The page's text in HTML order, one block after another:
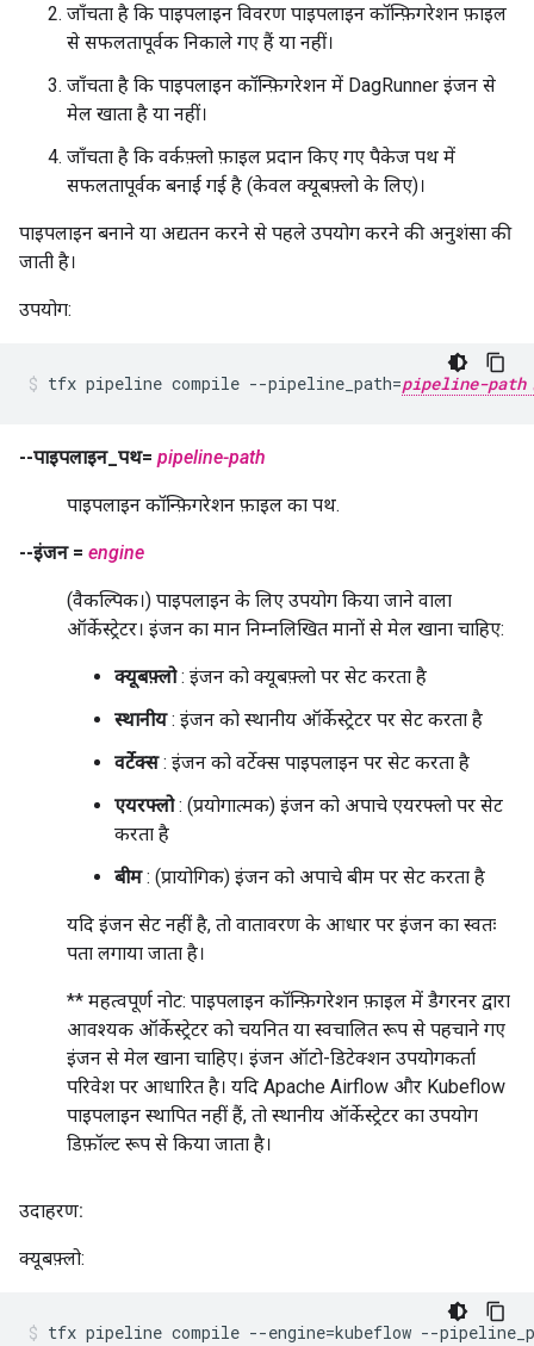
जाँचता है कि पाइपलाइन विवरण पाइपलाइन कॉन्फ़िगरेशन फ़ाइल
से सफलतापूर्वक निकाले गए हैं या नहीं।
जाँचता है कि पाइपलाइन कॉन्फ़िगरेशन में DagRunner इंजन से
मेल खाता है या नहीं।
जाँचता है कि वर्कफ़्लो फ़ाइल प्रदान किए गए पैकेज पथ में
सफलतापूर्वक बनाई गई है (केवल क्यूबफ़्लो के लिए)।
पाइपलाइन बनाने या अद्यतन करने से पहले उपयोग करने की अनुशंसा की
जाती है।
उपयोग:
tfx pipeline compile --pipeline_path=pipeline-path
--पाइपलाइन_पथ= pipeline-path
पाइपलाइन कॉन्फ़िगरेशन फ़ाइल का पथ.
--इंजन = engine
(वैकल्पिक।) पाइपलाइन के लिए उपयोग किया जाने वाला
ऑर्केस्ट्रेटर। इंजन का मान निम्नलिखित मानों से मेल खाना चाहिए:
क्यूबफ़्लो: इंजन को क्यूबफ़्लो पर सेट करता है
स्थानीय: इंजन को स्थानीय ऑर्केस्ट्रेटर पर सेट करता है
वर्टेक्स: इंजन को वर्टेक्स पाइपलाइन पर सेट करता है
एयरफ्लो: (प्रयोगात्मक) इंजन को अपाचे एयरफ्लो पर सेट
करता है
बीम: (प्रायोगिक) इंजन को अपाचे बीम पर सेट करता है
यदि इंजन सेट नहीं है, तो वातावरण के आधार पर इंजन का स्वतः
पता लगाया जाता है।
** महत्वपूर्ण नोट: पाइपलाइन कॉन्फ़िगरेशन फ़ाइल में डैगरनर द्वारा
आवश्यक ऑर्केस्ट्रेटर को चयनित या स्वचालित रूप से पहचाने गए
इंजन से मेल खाना चाहिए। इंजन ऑटो-डिटेक्शन उपयोगकर्ता
परिवेश पर आधारित है। यदि Apache Airflow और Kubeflow
पाइपलाइन स्थापित नहीं हैं, तो स्थानीय ऑर्केस्ट्रेटर का उपयोग
डिफ़ॉल्ट रूप से किया जाता है।
उदाहरण:
क्यूबफ़्लो:
tfx pipeline compile --engine=kubeflow --